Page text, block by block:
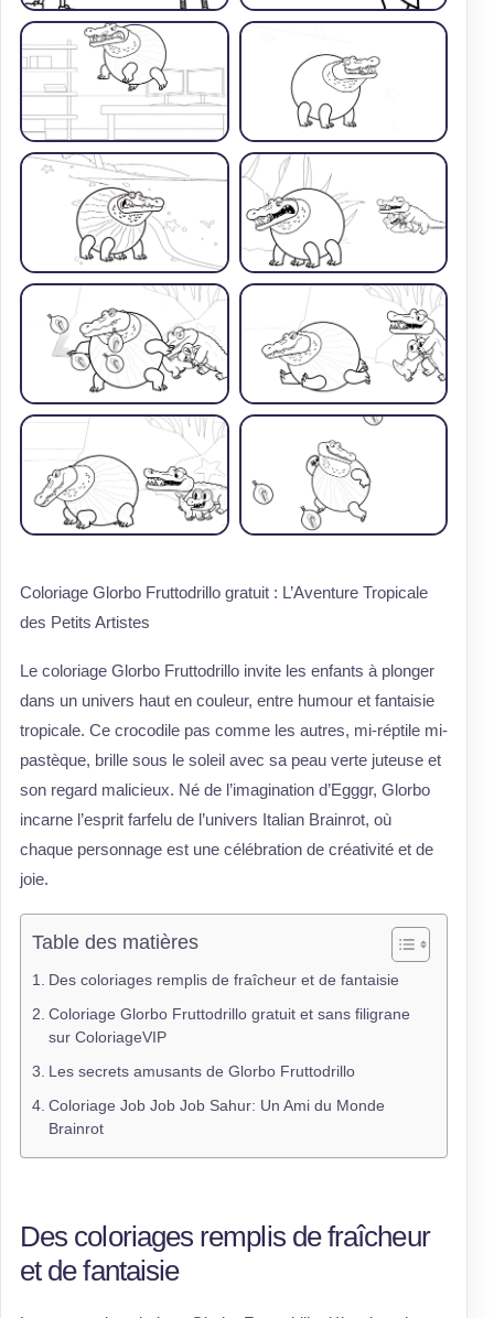
Coloriage Glorbo Fruttodrillo gratuit : L’Aventure Tropicale
des Petits Artistes
Le coloriage Glorbo Fruttodrillo invite les enfants à plonger
dans un univers haut en couleur, entre humour et fantaisie
tropicale. Ce crocodile pas comme les autres, mi-réptile mi-
pastèque, brille sous le soleil avec sa peau verte juteuse et
son regard malicieux. Né de l’imagination d’Egggr, Glorbo
incarne l’esprit farfelu de l’univers Italian Brainrot, où
chaque personnage est une célébration de créativité et de
joie.
Table des matières
Des coloriages remplis de fraîcheur et de fantaisie
Coloriage Glorbo Fruttodrillo gratuit et sans filigrane
sur ColoriageVIP
Les secrets amusants de Glorbo Fruttodrillo
Coloriage Job Job Job Sahur: Un Ami du Monde
Brainrot
Des coloriages remplis de fraîcheur
et de fantaisie